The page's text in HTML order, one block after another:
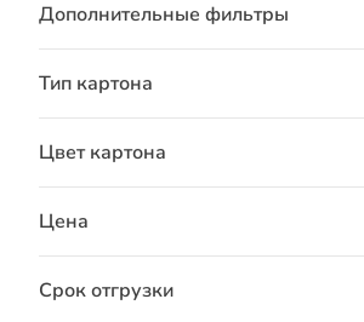
Дополнительные фильтры
Тип картона
Цвет картона
Цена
Срок отгрузки